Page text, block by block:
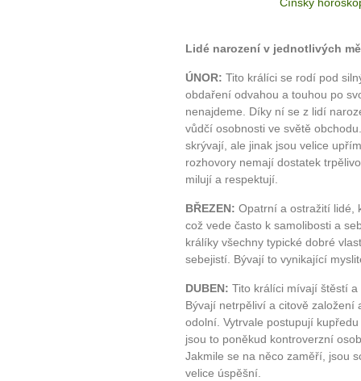
Lidé narození v jednotlivých
ÚNOR: Tito králíci se rodí pod
obdaření odvahou a touhou po
nenajdeme. Díky ní se z lidí
vůdčí osobnosti ve světě
skrývají, ale jinak jsou velice
rozhovory nemají dostatek
milují a respektují.
BŘEZEN: Opatrní a ostražití lidé,
což vede často k samolibosti a
králíky všechny typické dobré
sebejistí. Bývají to vynikající
DUBEN: Tito králíci mívají štěstí
Bývají netrpěliví a citově
odolní. Vytrvale postupují
jsou to poněkud kontroverzní
Jakmile se na něco zaměří, jsou
velice úspěšní.